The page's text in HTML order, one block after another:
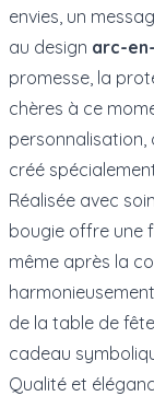
envies, un
au design arc-
promesse, la
chères à ce
personnalisation,
créé
Réalisée avec
bougie offre une
même après la
de la table de
cadeau
Qualité et